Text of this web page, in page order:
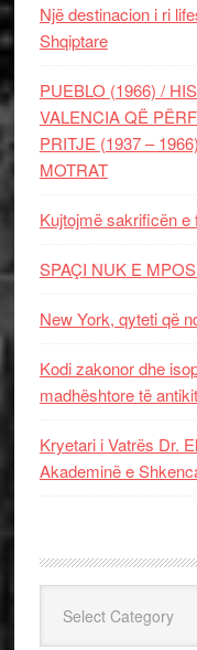
Një destinacion i ri
Shqiptare
PUEBLO (1966) /
VALENCIA QË
PRITJE (1937 –
MOTRAT
Kujtojmë sakrificën e
SPAÇI NUK E
New York, qyteti që
Kodi zakonor dhe
madhështore të
Kryetari i Vatrës Dr.
Akademinë e